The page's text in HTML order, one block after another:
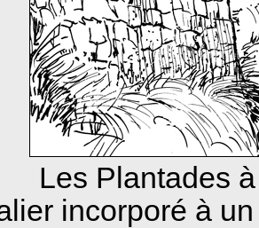
Les Plantades
incorporé à